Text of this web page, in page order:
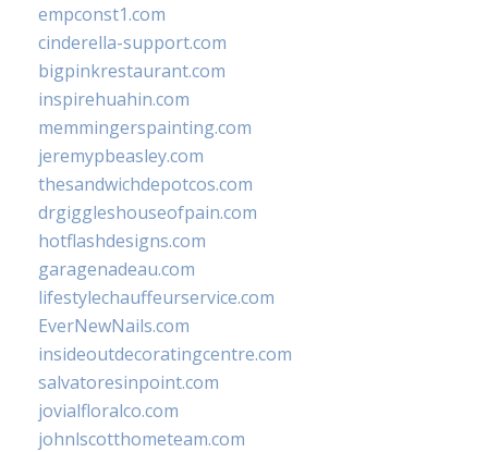
empconst1.com
cinderella-support.com
bigpinkrestaurant.com
inspirehuahin.com
memmingerspainting.com
jeremypbeasley.com
thesandwichdepotcos.com
drgiggleshouseofpain.com
hotflashdesigns.com
garagenadeau.com
lifestylechauffeurservice.com
EverNewNails.com
insideoutdecoratingcentre.com
salvatoresinpoint.com
jovialfloralco.com
johnlscotthometeam.com